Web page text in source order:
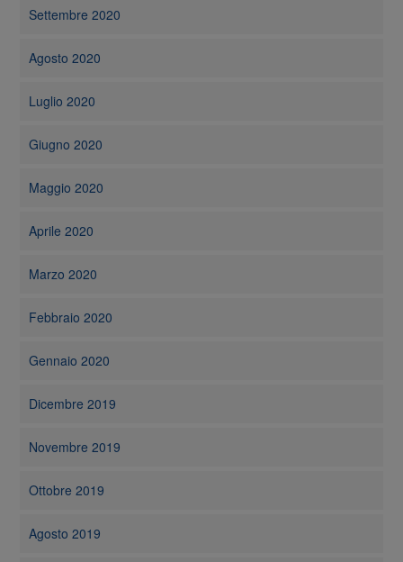
Settembre 2020
Agosto 2020
Luglio 2020
Giugno 2020
Maggio 2020
Aprile 2020
Marzo 2020
Febbraio 2020
Gennaio 2020
Dicembre 2019
Novembre 2019
Ottobre 2019
Agosto 2019